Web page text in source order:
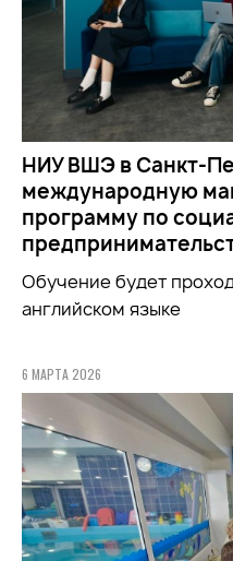
НИУ ВШЭ в Санкт-
международную
программу по
Обучение будет
английском языке
6 МАРТА 2026